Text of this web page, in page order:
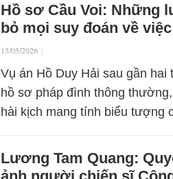
Hồ sơ Cầu Voi: Những
bỏ mọi suy đoán về
15/05/2026 |
Vụ án Hồ Duy Hải sau gần hai
hồ sơ pháp đình thông
hài kịch mang tính biểu tượng
Lương Tam Quang: